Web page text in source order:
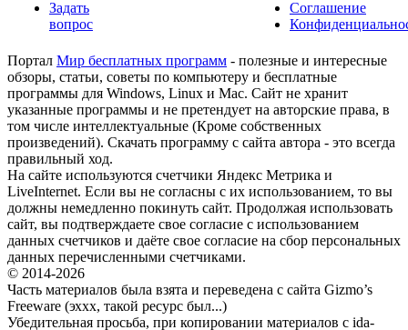
Задать
вопрос
Соглашение
Портал Мир бесплатных программ - полезные и интересные
обзоры, статьи, советы по компьютеру и бесплатные
программы для Windows, Linux и Mac. Сайт не хранит
указанные программы и не претендует на авторские права, в
том числе интеллектуальные (Кроме собственных
произведений). Скачать программу с сайта автора - это всегда
правильный ход.
На сайте используются счетчики Яндекс Метрика и
LiveInternet. Если вы не согласны с их использованием, то вы
должны немедленно покинуть сайт. Продолжая использовать
сайт, вы подтверждаете свое согласие с использованием
данных счетчиков и даёте свое согласие на сбор персональных
данных перечисленными счетчиками.
© 2014-2026
Часть материалов была взята и переведена с сайта Gizmo’s
Freeware (эххх, такой ресурс был...)
Убедительная просьба, при копировании материалов с ida-